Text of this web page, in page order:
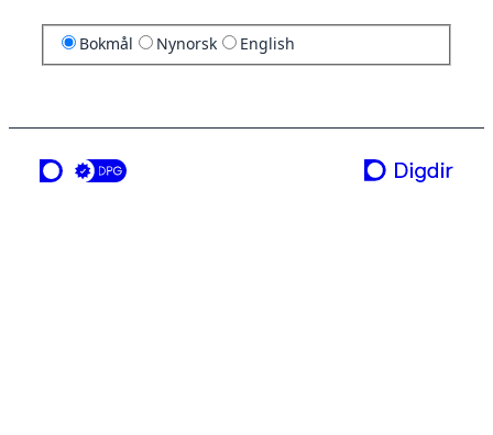
Bokmål Nynorsk English